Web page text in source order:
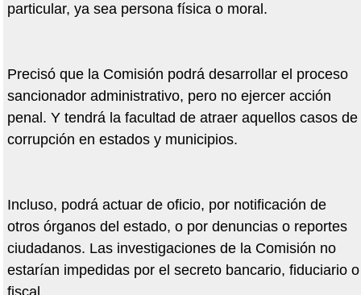
particular, ya sea persona física o moral.
Precisó que la Comisión podrá desarrollar el proceso
sancionador administrativo, pero no ejercer acción
penal. Y tendrá la facultad de atraer aquellos casos de
corrupción en estados y municipios.
Incluso, podrá actuar de oficio, por notificación de
otros órganos del estado, o por denuncias o reportes
ciudadanos. Las investigaciones de la Comisión no
estarían impedidas por el secreto bancario, fiduciario o